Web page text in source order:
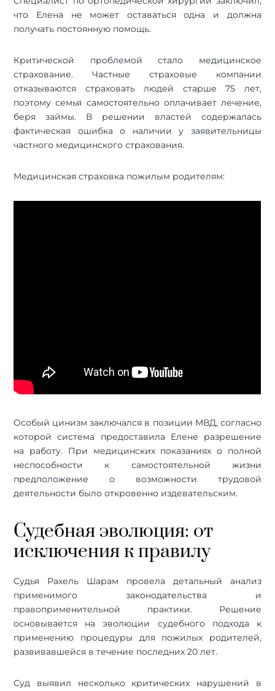
что Елена не может оставаться одна и должна
получать постоянную помощь.
Критической проблемой стало медицинское
страхование. Частные страховые компании
отказываются страховать людей старше 75 лет,
поэтому семья самостоятельно оплачивает лечение,
беря займы. В решении властей содержалась
фактическая ошибка о наличии у заявительницы
частного медицинского страхования.
Медицинская страховка пожилым родителям:
Особый цинизм заключался в позиции МВД, согласно
которой система предоставила Елене разрешение
на работу. При медицинских показаниях о полной
неспособности к самостоятельной жизни
предположение о возможности трудовой
деятельности было откровенно издевательским.
Судебная эволюция: от
исключения к правилу
Судья Рахель Шарам провела детальный анализ
применимого законодательства и
правоприменительной практики. Решение
основывается на эволюции судебного подхода к
применению процедуры для пожилых родителей,
развивавшейся в течение последних 20 лет.
Суд выявил несколько критических нарушений в